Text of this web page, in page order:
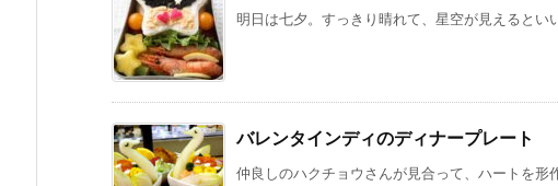
明日は七夕。すっきり晴れて、星空が見えると
バレンタインディのディナープレート
仲良しのハクチョウさんが見合って、ハートを